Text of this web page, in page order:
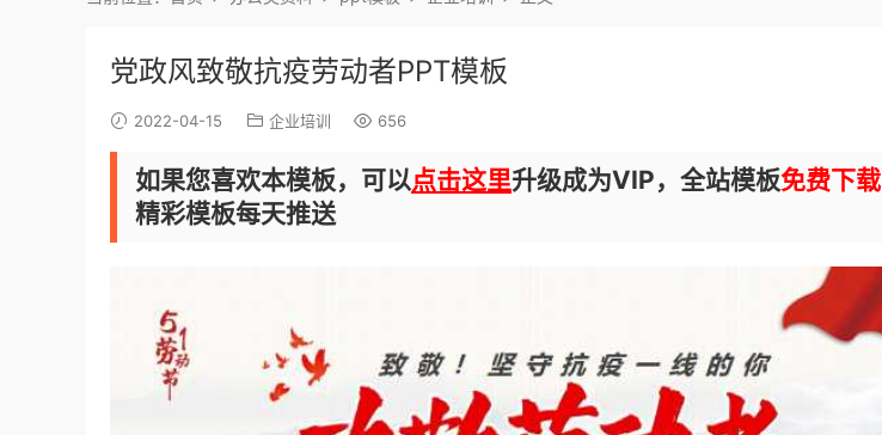
党政风致敬抗疫劳动者PPT模板
2022-04-15 企业培训 656
如果您喜欢本模板，可以点击这里升级成为VIP，全站模板免费下载
精彩模板每天推送